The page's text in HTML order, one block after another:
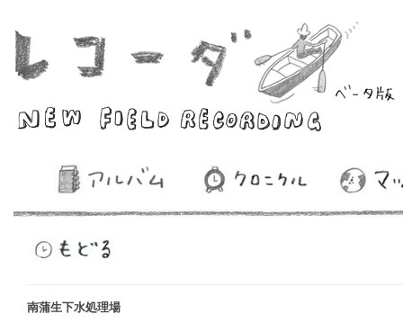
南蒲生下水処理場